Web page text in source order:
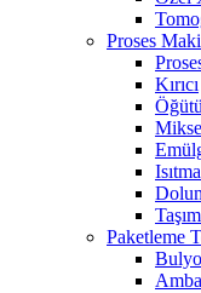
Proses
Kırıcı
Paketleme